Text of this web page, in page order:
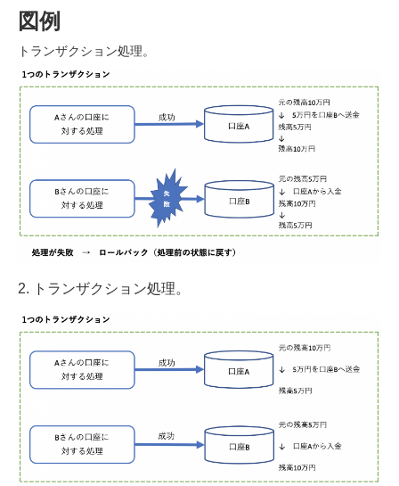
図例
トランザクション処理。
2. トランザクション処理。